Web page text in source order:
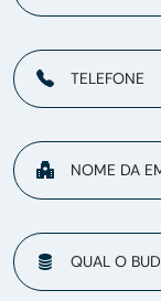
TELEFONE
NOME DA
QUAL O